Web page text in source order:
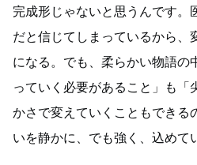
完成形じゃないと思うんです。
だと信じてしまっているから、
になる。でも、柔らかい物語の
っていく必要があること」も「
かさで変えていくこともできる
いを静かに、でも強く、込めて